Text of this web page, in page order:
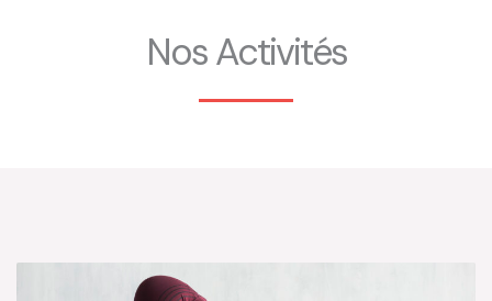
Nos Activités